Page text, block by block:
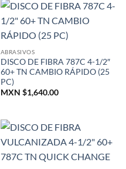
ABRASIVOS
DISCO DE FIBRA 787C 4-1/2″
60+ TN CAMBIO RÁPIDO (25
PC)
MXN $1,640.00